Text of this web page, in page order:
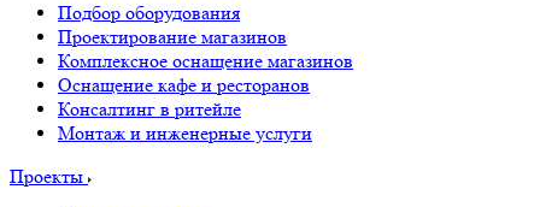
Подбор оборудования
Проектирование магазинов
Комплексное оснащение магазинов
Оснащение кафе и ресторанов
Консалтинг в ритейле
Монтаж и инженерные услуги
Проекты